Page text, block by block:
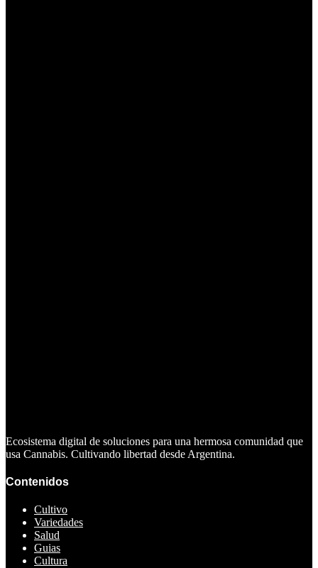
Ecosistema digital de soluciones para una hermosa comunidad que
usa Cannabis. Cultivando libertad desde Argentina.
Contenidos
Cultivo
Variedades
Salud
Guias
Cultura